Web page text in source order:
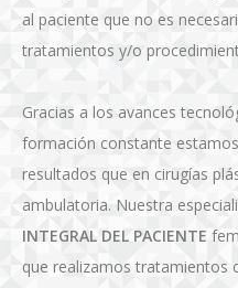
al paciente que no es
tratamientos y/o
Gracias a los avances
formación constante
resultados que en cirugías
ambulatoria. Nuestra
INTEGRAL DEL PACIENTE
que realizamos tratamientos